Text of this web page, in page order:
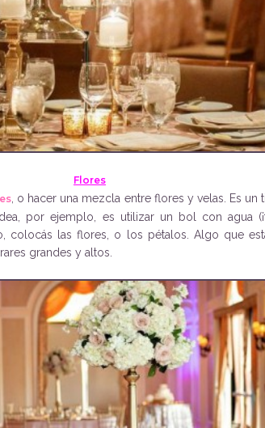
Flores
, o hacer una mezcla entre flores y velas. Es
por ejemplo, es utilizar un bol con agua
colocás las flores, o los pétalos. Algo que
grandes y altos.